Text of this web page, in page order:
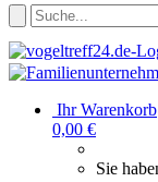
Ihr Warenkorb
0,00 €
Sie